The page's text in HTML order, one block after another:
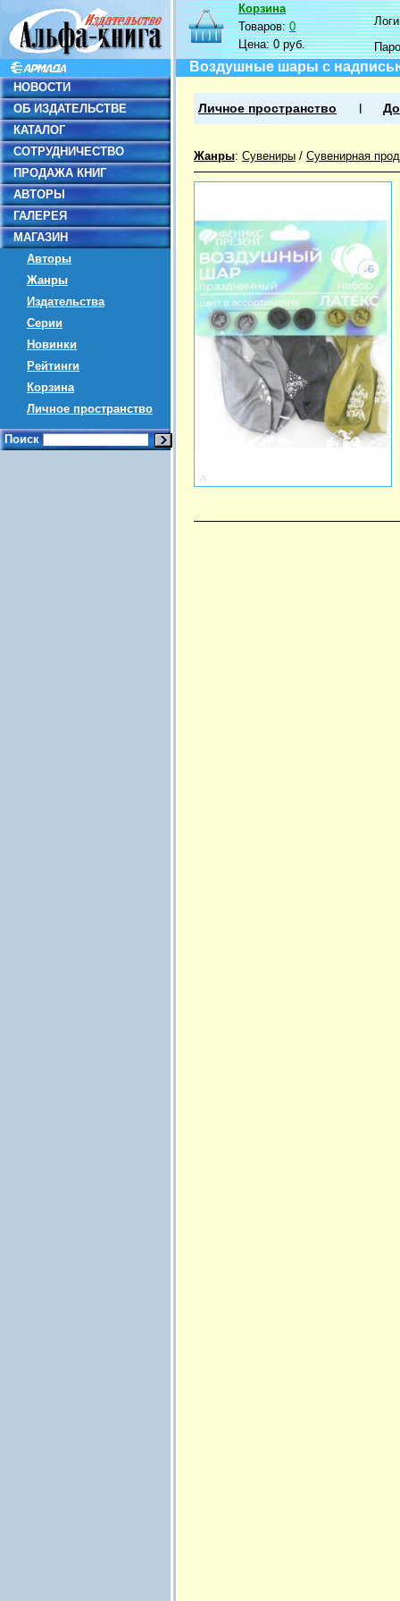
НОВОСТИ
ОБ ИЗДАТЕЛЬСТВЕ
КАТАЛОГ
СОТРУДНИЧЕСТВО
ПРОДАЖА КНИГ
АВТОРЫ
ГАЛЕРЕЯ
МАГАЗИН
Авторы
Жанры
Издательства
Серии
Новинки
Рейтинги
Корзина
Личное пространство
Поиск
Корзина
Товаров:0
Цена:0 руб.
Воздушные шары с
Личное пространство
Жанры: Сувениры / Сувенирная